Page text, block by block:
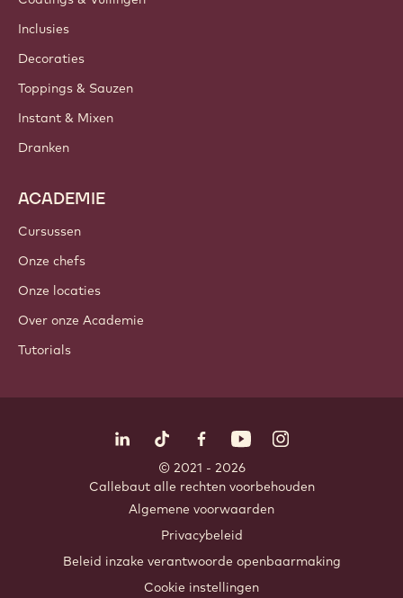
Inclusies
Decoraties
Toppings & Sauzen
Instant & Mixen
Dranken
ACADEMIE
Cursussen
Onze chefs
Onze locaties
Over onze Academie
Tutorials
LinkedIn Opens in a new window.
TikTok Opens in a new window.
Facebook Opens in a new
YouTubeInstagram
© 2021 - 2026
Callebaut. alle rechten voorbehouden
navigation
Algemene voorwaarden
Privacybeleid
Beleid inzake verantwoorde openbaarmaking
Cookie instellingen